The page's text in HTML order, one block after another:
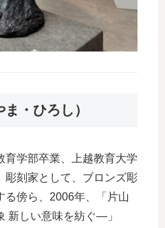
・ひろし）
育学部卒業、上越教育大学
彫刻家として、ブロンズ彫
る傍ら、2006年、「片山
新しい意味を紡ぐ―」